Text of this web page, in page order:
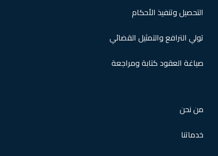
التحصيل وتنفيذ الأحكام
تولي الترافع والتمثيل القضائي
صياغة العقود كتابة ومراجعة
من نحن
خدماتنا